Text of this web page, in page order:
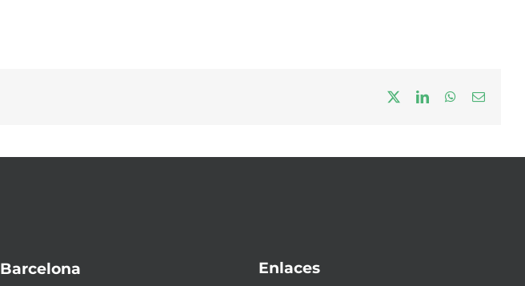
LinkedInWhatsApp
Correo
Barcelona Enlaces